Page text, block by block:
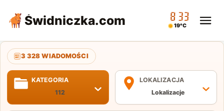
Świdniczka.com 08:33
19°C
3 328 WIADOMOŚCI
LOKALIZACJA
Lokalizacje
KATEGORIA
112